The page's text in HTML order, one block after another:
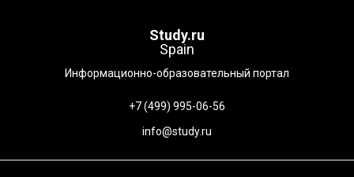
Study.ru
Spain
Информационно-образовательный портал
+7 (499) 995-06-56
info@study.ru